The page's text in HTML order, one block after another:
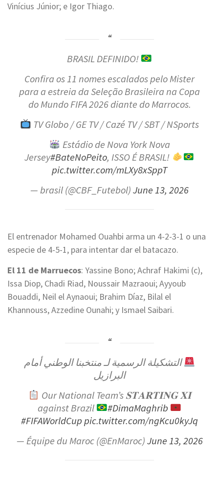
Vinícius Júnior; e Igor Thiago.
BRASIL DEFINIDO!
Confira os 11 nomes escalados pelo Mister
para a estreia da Seleção Brasileira na Copa
do Mundo FIFA 2026 diante do Marrocos.
TV Globo / GE TV / Cazé TV / SBT / NSports
Estádio de Nova York Nova
Jersey#BateNoPeito, ISSO É BRASIL!
pic.twitter.com/mLXy8xSppT
— brasil (@CBF_Futebol)June 13, 2026
El entrenador Mohamed Ouahbi arma un 4-2-3-1 o una
especie de 4-5-1, para intentar dar el batacazo.
El 11 de Marruecos: Yassine Bono; Achraf Hakimi (c),
Issa Diop, Chadi Riad, Noussair Mazraoui; Ayyoub
Bouaddi, Neil el Aynaoui; Brahim Díaz, Bilal el
Khannouss, Azzedine Ounahi; y Ismael Saibari.
التشكيلة الرسمية لـ منتخبنا الوطني أمام
البرازيل
Our National Team’s 𝐒𝐓𝐀𝐑𝐓𝐈𝐍𝐆 𝐗𝐈
against Brazil
#DimaMaghrib
#FIFAWorldCuppic.twitter.com/ngKcu0kyJq
— Équipe du Maroc (@EnMaroc)June 13, 2026